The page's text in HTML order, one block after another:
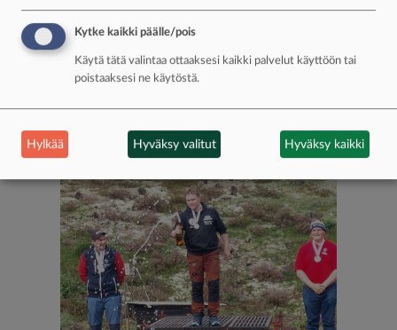
Kytke kaikki päälle/pois
Käytä tätä valintaa ottaaksesi kaikki palvelut käyttöön tai
poistaaksesi ne käytöstä.
Hylkää Hyväksy valitut Hyväksy kaikki